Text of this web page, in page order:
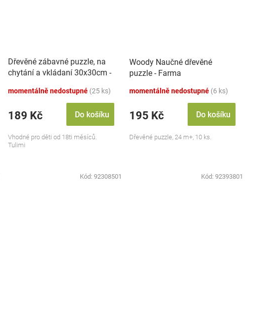
Dřevěné zábavné puzzle, na
chytání a vkládaní 30x30cm -
momentálně nedostupné (25 ks)
189 Kč Do košíku
Vhodné pro děti od 18ti měsíců.
Tulimi
Kód: 92308501
Woody Naučné dřevěné
puzzle - Farma
momentálně nedostupné (6 ks)
195 Kč Do košíku
Dřevěné puzzle, 24 m+, 10 ks.
Kód: 92393801